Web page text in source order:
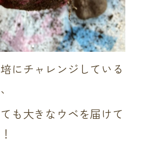
にチャレンジしている
も大きなウベを届けて